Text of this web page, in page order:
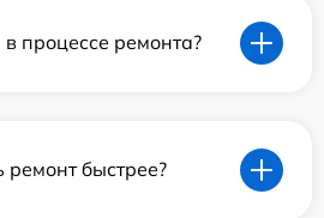
процессе ремонта?
быстрее?